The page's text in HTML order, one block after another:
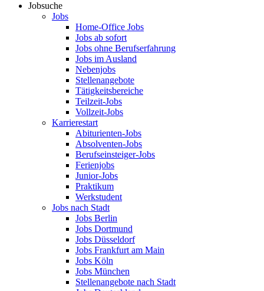
Jobsuche
Jobs
Home-Office Jobs
Jobs ab sofort
Jobs ohne Berufserfahrung
Jobs im Ausland
Nebenjobs
Stellenangebote
Tätigkeitsbereiche
Teilzeit-Jobs
Vollzeit-Jobs
Karrierestart
Abiturienten-Jobs
Absolventen-Jobs
Berufseinsteiger-Jobs
Ferienjobs
Junior-Jobs
Praktikum
Werkstudent
Jobs nach Stadt
Jobs Berlin
Jobs Dortmund
Jobs Düsseldorf
Jobs Frankfurt am Main
Jobs Köln
Jobs München
Stellenangebote nach Stadt